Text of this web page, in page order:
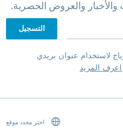
والعروض الحصرية.
لاستخدام عنوان بريدي
اعرف المزيد
اختر محدد موقع